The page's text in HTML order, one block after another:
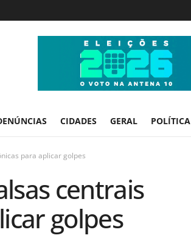
CIDADES GERAL POLÍTICA
para aplicar golpes
centrais
golpes